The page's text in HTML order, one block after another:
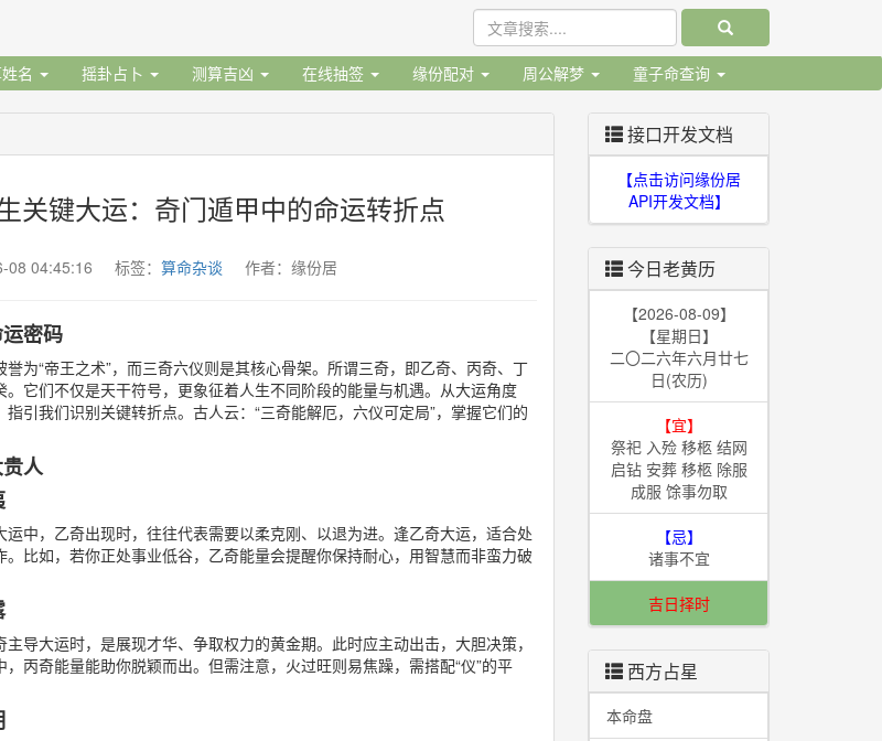
名 摇卦占卜 测算吉凶 在线抽签 缘份配对 周公解梦 童子命查询
关键大运：奇门遁甲中的命运转折点
08 04:45:16 标签： 算命杂谈 作者：缘份居
密码
为“帝王之术”，而三奇六仪则是其核心骨架。所谓三奇，即乙奇、丙奇、丁
它们不仅是天干符号，更象征着人生不同阶段的能量与机遇。从大运角度
引我们识别关键转折点。古人云：“三奇能解厄，六仪可定局”，掌握它们的
人
中，乙奇出现时，往往代表需要以柔克刚、以退为进。逢乙奇大运，适合处
比如，若你正处事业低谷，乙奇能量会提醒你保持耐心，用智慧而非蛮力破
导大运时，是展现才华、争取权力的黄金期。此时应主动出击，大胆决策，
丙奇能量能助你脱颖而出。但需注意，火过旺则易焦躁，需搭配“仪”的平
接口开发文档
【点击访问缘份居
API开发文档】
今日老黄历
【2026-08-09】
【星期日】
二〇二六年六月廿七
日(农历)
【宜】
祭祀 入殓 移柩 结网
启钻 安葬 移柩 除服
成服 馀事勿取
【忌】
诸事不宜
吉日择时
西方占星
本命盘